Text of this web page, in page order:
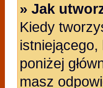
» Jak
Kiedy
istniejącego,
poniżej
masz